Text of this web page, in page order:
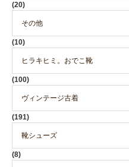
(20)
その他
(10)
ヒラキヒミ。おでこ靴
(100)
ヴィンテージ古着
(191)
靴シューズ
(8)